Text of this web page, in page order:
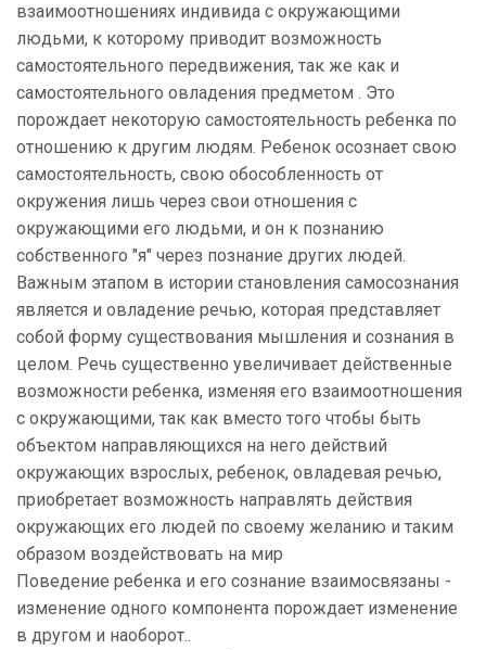
взаимоотношениях индивида с окружающими
людьми, к которому приводит возможность
самостоятельного передвижения, так же как и
самостоятельного овладения предметом . Это
порождает некоторую самостоятельность ребенка по
отношению к другим людям. Ребенок осознает свою
самостоятельность, свою обособленность от
окружения лишь через свои отношения с
окружающими его людьми, и он к познанию
собственного "я" через познание других людей.
Важным этапом в истории становления самосознания
является и овладение речью, которая представляет
собой форму существования мышления и сознания в
целом. Речь существенно увеличивает действенные
возможности ребенка, изменяя его взаимоотношения
с окружающими, так как вместо того чтобы быть
объектом направляющихся на него действий
окружающих взрослых, ребенок, овладевая речью,
приобретает возможность направлять действия
окружающих его людей по своему желанию и таким
образом воздействовать на мир
Поведение ребенка и его сознание взаимосвязаны -
изменение одного компонента порождает изменение
в другом и наоборот..